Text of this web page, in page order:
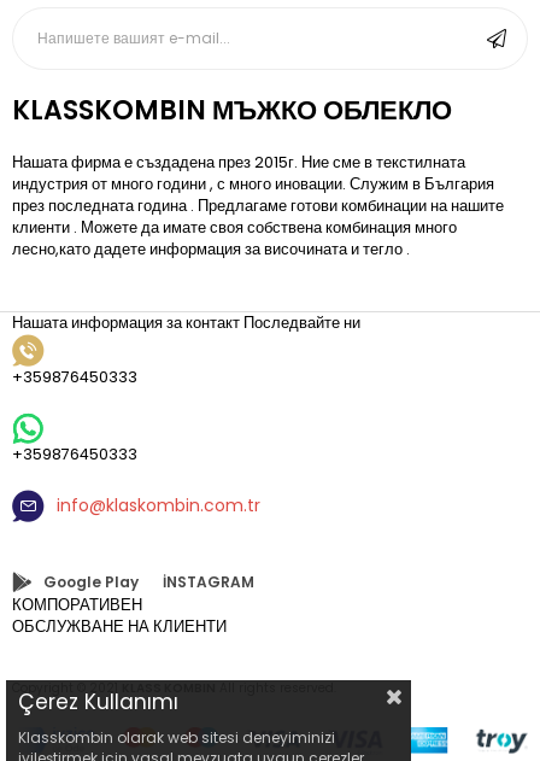
KLASSKOMBIN МЪЖКО ОБЛЕКЛО
Нашата фирма е създадена през 2015г. Ние сме в текстилната
индустрия от много години , с много иновации. Служим в България
през последната година . Предлагаме готови комбинации на нашите
клиенти . Можете да имате своя собствена комбинация много
лесно,като дадете информация за височината и тегло .
Нашата информация за контакт
+359876450333
+359876450333
info@klaskombin.com.tr
Последвайте ни
Google Play
İNSTAGRAM
КОМПОРАТИВЕН
ОБСЛУЖВАНЕ НА КЛИЕНТИ
Çerez Kullanımı
Klasskombin olarak web sitesi deneyiminizi